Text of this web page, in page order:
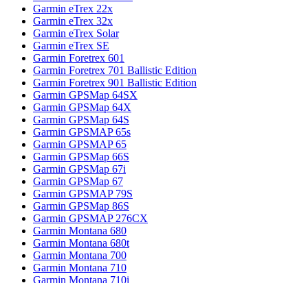
Garmin eTrex 22x
Garmin eTrex 32x
Garmin eTrex Solar
Garmin eTrex SE
Garmin Foretrex 601
Garmin Foretrex 701 Ballistic Edition
Garmin Foretrex 901 Ballistic Edition
Garmin GPSMap 64SX
Garmin GPSMap 64X
Garmin GPSMap 64S
Garmin GPSMAP 65s
Garmin GPSMAP 65
Garmin GPSMap 66S
Garmin GPSMap 67i
Garmin GPSMap 67
Garmin GPSMAP 79S
Garmin GPSMap 86S
Garmin GPSMAP 276CX
Garmin Montana 680
Garmin Montana 680t
Garmin Montana 700
Garmin Montana 710
Garmin Montana 710i